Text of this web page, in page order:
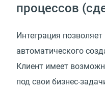
процессов
Интеграция
автоматического
Клиент имеет
под свои бизнес-